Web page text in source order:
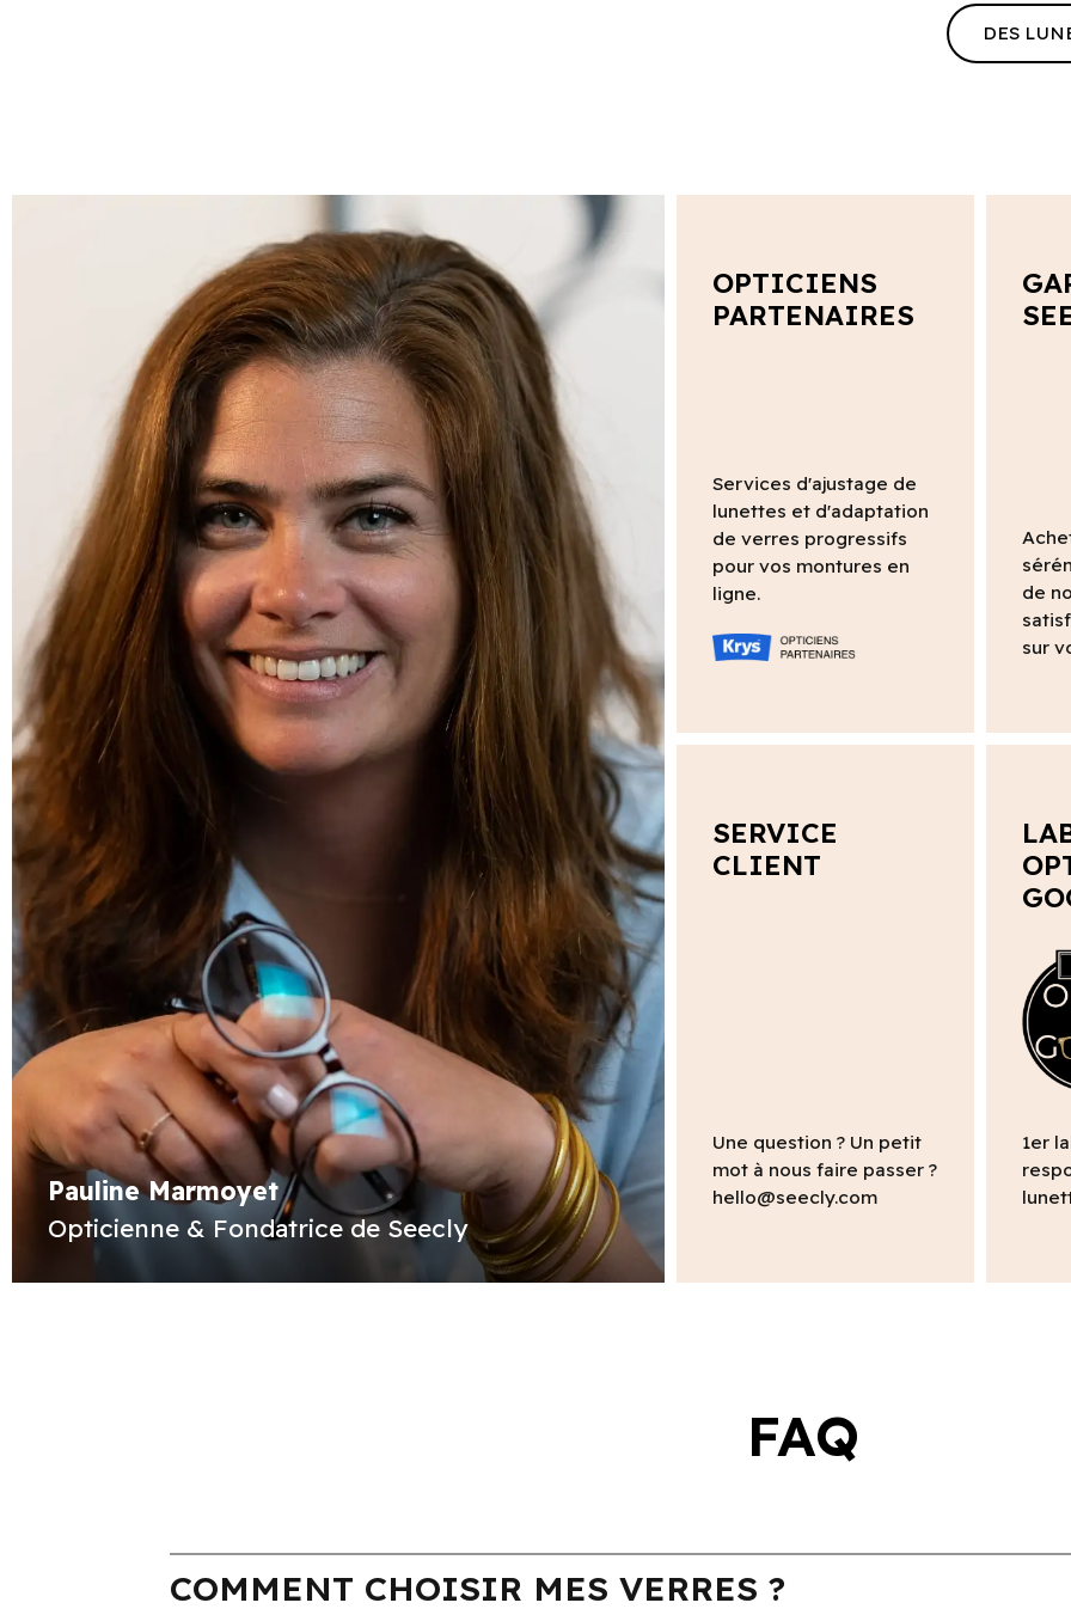
DES
Pauline Marmoyet
Opticienne & Fondatrice de Seecly
OPTICIENS
PARTENAIRES
Services d'ajustage de
lunettes et d'adaptation
de verres progressifs
pour vos montures en
ligne.
de
sur
SERVICE
CLIENT
Une question ? Un petit
mot à nous faire passer ?
hello@seecly.com
1er
FAQ
COMMENT CHOISIR MES VERRES ?